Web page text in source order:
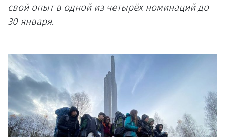
свой опыт в одной из четырёх номинаций до
30 января.